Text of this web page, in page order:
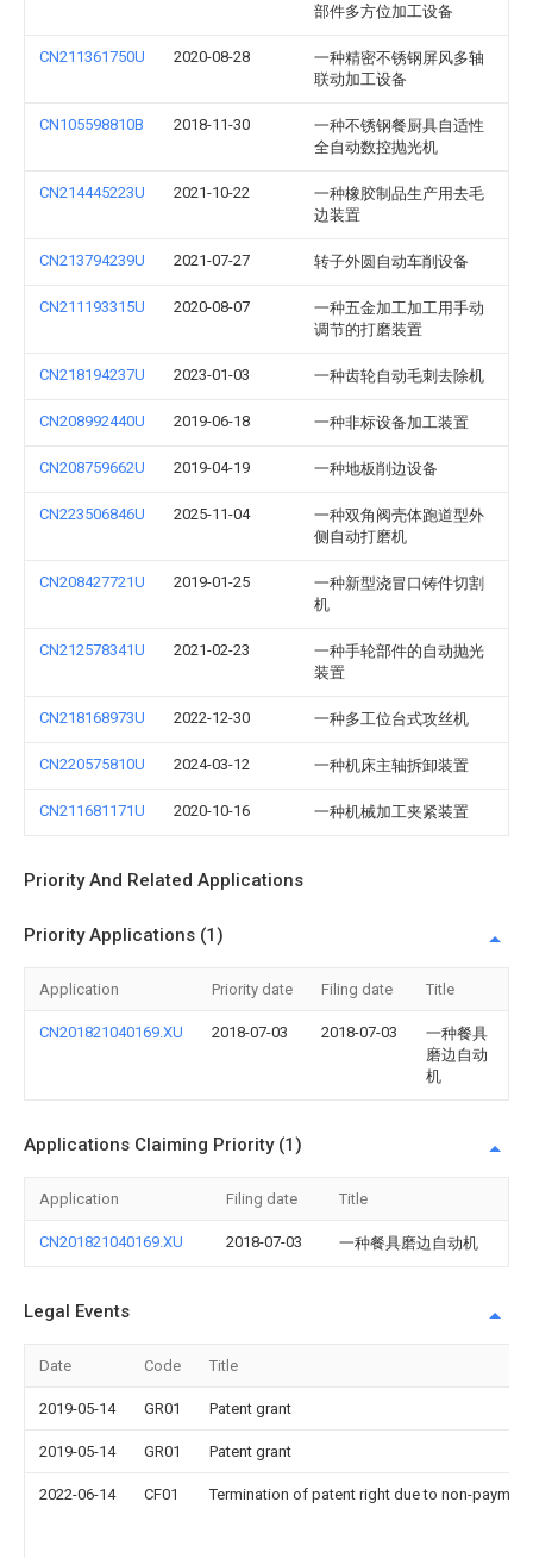
部件多方位加工设备
CN211361750U 2020-08-28
一种精密不锈钢屏风多轴
联动加工设备
CN105598810B 2018-11-30
一种不锈钢餐厨具自适性
全自动数控抛光机
CN214445223U 2021-10-22
一种橡胶制品生产用去毛
边装置
CN213794239U 2021-07-27 转子外圆自动车削设备
CN211193315U 2020-08-07
一种五金加工加工用手动
调节的打磨装置
CN218194237U 2023-01-03 一种齿轮自动毛刺去除机
CN208992440U 2019-06-18 一种非标设备加工装置
CN208759662U 2019-04-19 一种地板削边设备
CN223506846U 2025-11-04
一种双角阀壳体跑道型外
侧自动打磨机
CN208427721U 2019-01-25
一种新型浇冒口铸件切割
机
CN212578341U 2021-02-23
一种手轮部件的自动抛光
装置
CN218168973U 2022-12-30 一种多工位台式攻丝机
CN220575810U 2024-03-12 一种机床主轴拆卸装置
CN211681171U 2020-10-16 一种机械加工夹紧装置
Priority And Related Applications
Priority Applications (1)
Application Priority date Filing date Title
CN201821040169.XU 2018-07-03 2018-07-03
一种餐具
磨边自动
机
Applications Claiming Priority (1)
Application Filing date Title
CN201821040169.XU 2018-07-03 一种餐具磨边自动机
Legal Events
Date Code Title
2019-05-14 GR01 Patent grant
2019-05-14 GR01 Patent grant
2022-06-14 CF01 Termination of patent right due to non-